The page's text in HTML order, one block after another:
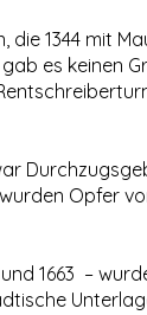
1344 mit
es keinen
Opfer
1663 –